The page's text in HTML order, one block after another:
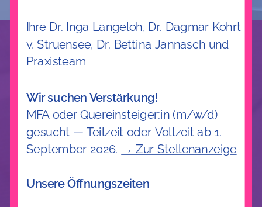
Mit Kompetenz und
Herz für Sie da.
Ihre Frauenarztpraxis
in Eimsbüttel.
Willkommen bei Ihren Gynäkologinnen
Ihre Dr. Inga Langeloh, Dr. Dagmar Kohrt
v. Struensee, Dr. Bettina Jannasch und
Praxisteam
Wir suchen Verstärkung!
MFA oder Quereinsteiger:in (m/w/d)
gesucht — Teilzeit oder Vollzeit ab 1.
September 2026. → Zur Stellenanzeige
Unsere Öffnungszeiten